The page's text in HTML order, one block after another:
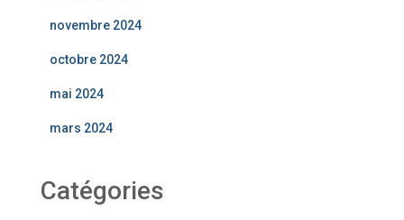
novembre 2024
octobre 2024
mai 2024
mars 2024
Catégories